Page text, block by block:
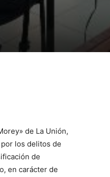
de La Unión,
los delitos de
de
en carácter de